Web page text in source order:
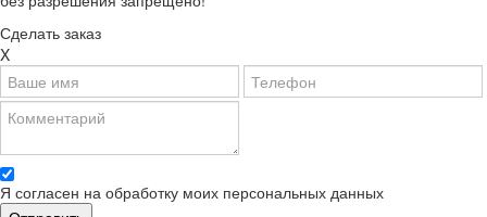
Сделать заказ
X
Я согласен на обработку моих персональных данных